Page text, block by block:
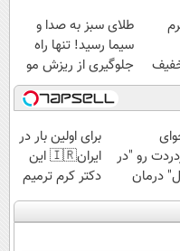
طلای سبز به صدا و
سیما رسید! تنها راه
جلوگیری از ریزش مو
رو "در
درمان
(◂فیلم +
برای اولین بار در
ایران🇮🇷 این
دکتر کرم ترمیم
کننده 23 روزه
ساخت!